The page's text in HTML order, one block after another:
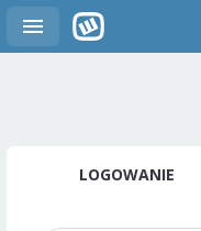
LOGOWANIE